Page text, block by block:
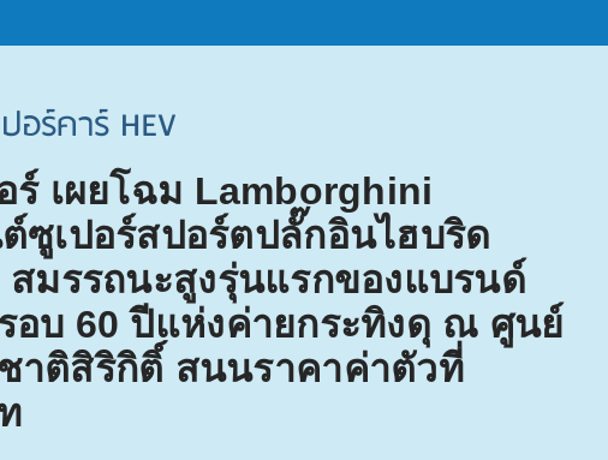
อร์คาร์ HEV
ร์ เผยโฉม Lamborghini
ซูเปอร์สปอร์ตปลั๊กอินไฮบริด
สมรรถนะสูงรุ่นแรกของแบรนด์
อบ 60 ปีแห่งค่ายกระทิงดุ ณ ศูนย์
าติสิริกิติ์ สนนราคาค่าตัวที่